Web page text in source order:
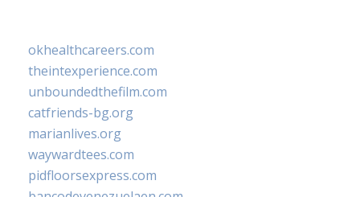
okhealthcareers.com
theintexperience.com
unboundedthefilm.com
catfriends-bg.org
marianlives.org
waywardtees.com
pidfloorsexpress.com